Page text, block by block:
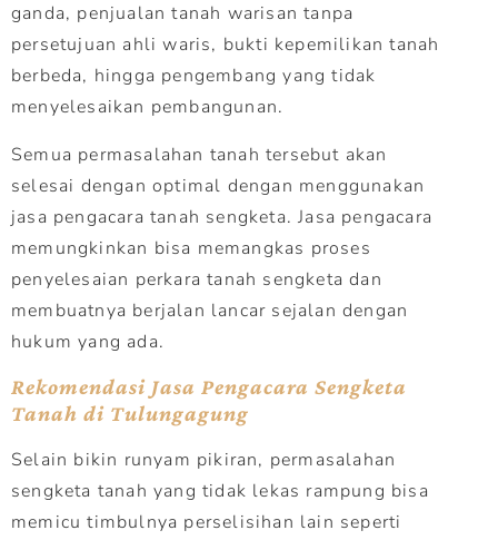
ganda, penjualan tanah warisan tanpa
persetujuan ahli waris, bukti kepemilikan tanah
berbeda, hingga pengembang yang tidak
menyelesaikan pembangunan.
Semua permasalahan tanah tersebut akan
selesai dengan optimal dengan menggunakan
jasa pengacara tanah sengketa. Jasa pengacara
memungkinkan bisa memangkas proses
penyelesaian perkara tanah sengketa dan
membuatnya berjalan lancar sejalan dengan
hukum yang ada.
Rekomendasi Jasa Pengacara Sengketa
Tanah di Tulungagung
Selain bikin runyam pikiran, permasalahan
sengketa tanah yang tidak lekas rampung bisa
memicu timbulnya perselisihan lain seperti